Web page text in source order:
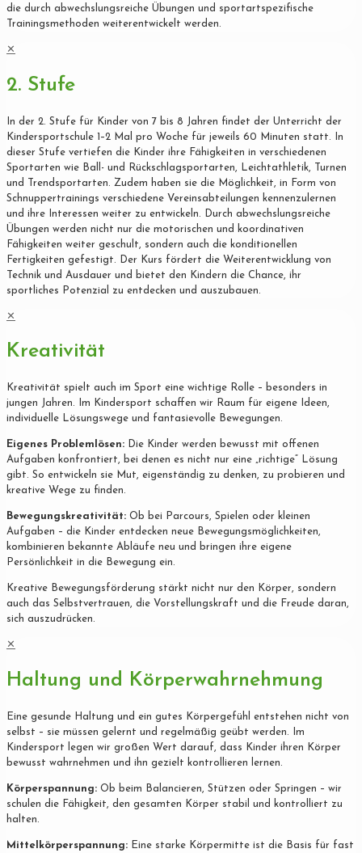
die durch abwechslungsreiche Übungen und sportartspezifische
Trainingsmethoden weiterentwickelt werden.
✕
2. Stufe
In der 2. Stufe für Kinder von 7 bis 8 Jahren findet der Unterricht der
Kindersportschule 1–2 Mal pro Woche für jeweils 60 Minuten statt. In
dieser Stufe vertiefen die Kinder ihre Fähigkeiten in verschiedenen
Sportarten wie Ball- und Rückschlagsportarten, Leichtathletik, Turnen
und Trendsportarten. Zudem haben sie die Möglichkeit, in Form von
Schnuppertrainings verschiedene Vereinsabteilungen kennenzulernen
und ihre Interessen weiter zu entwickeln. Durch abwechslungsreiche
Übungen werden nicht nur die motorischen und koordinativen
Fähigkeiten weiter geschult, sondern auch die konditionellen
Fertigkeiten gefestigt. Der Kurs fördert die Weiterentwicklung von
Technik und Ausdauer und bietet den Kindern die Chance, ihr
sportliches Potenzial zu entdecken und auszubauen.
✕
Kreativität
Kreativität spielt auch im Sport eine wichtige Rolle – besonders in
jungen Jahren. Im Kindersport schaffen wir Raum für eigene Ideen,
individuelle Lösungswege und fantasievolle Bewegungen.
Eigenes Problemlösen: Die Kinder werden bewusst mit offenen
Aufgaben konfrontiert, bei denen es nicht nur eine „richtige“ Lösung
gibt. So entwickeln sie Mut, eigenständig zu denken, zu probieren und
kreative Wege zu finden.
Bewegungskreativität: Ob bei Parcours, Spielen oder kleinen
Aufgaben – die Kinder entdecken neue Bewegungsmöglichkeiten,
kombinieren bekannte Abläufe neu und bringen ihre eigene
Persönlichkeit in die Bewegung ein.
Kreative Bewegungsförderung stärkt nicht nur den Körper, sondern
auch das Selbstvertrauen, die Vorstellungskraft und die Freude daran,
sich auszudrücken.
✕
Haltung und Körperwahrnehmung
Eine gesunde Haltung und ein gutes Körpergefühl entstehen nicht von
selbst – sie müssen gelernt und regelmäßig geübt werden. Im
Kindersport legen wir großen Wert darauf, dass Kinder ihren Körper
bewusst wahrnehmen und ihn gezielt kontrollieren lernen.
Körperspannung: Ob beim Balancieren, Stützen oder Springen – wir
schulen die Fähigkeit, den gesamten Körper stabil und kontrolliert zu
halten.
Mittelkörperspannung: Eine starke Körpermitte ist die Basis für fast